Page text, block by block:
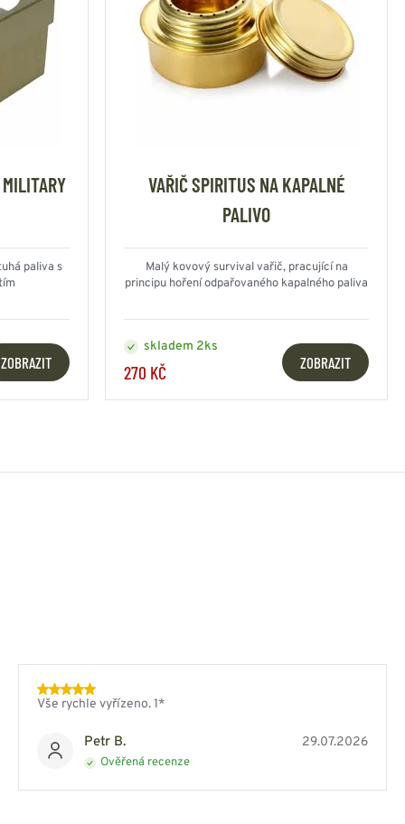
paliva s
ZOBRAZIT
VAŘIČ SPIRITUS NA KAPALNÉ
PALIVO
Malý kovový survival vařič, pracující na
principu hoření odpařovaného kapalného paliva
skladem 2ks
270 KČ ZOBRAZIT
Petr B. 29.07.2026
Ověřená recenze
Vše rychle vyřízeno. 1*